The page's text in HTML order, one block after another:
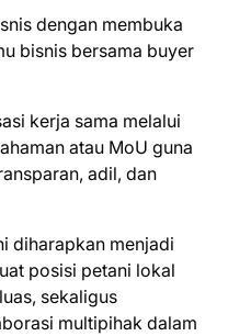
dengan membuka
bisnis bersama buyer
kerja sama melalui
atau MoU guna
adil, dan
diharapkan menjadi
posisi petani lokal
sekaligus
multipihak dalam